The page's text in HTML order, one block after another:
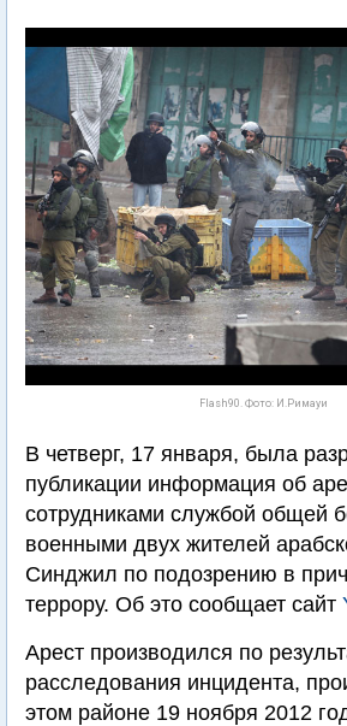
Flash90. Фото: И.Римауи
В четверг, 17 января, была
публикации информация об
сотрудниками службой общей
военными двух жителей
Синджил по подозрению в
террору. Об это сообщает сайт
Арест производился по
расследования инцидента,
этом районе 19 ноября 2012